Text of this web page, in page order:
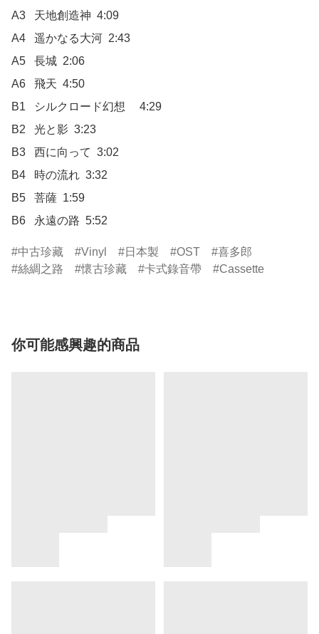
A3	天地創造神  4:09
A4	遥かなる大河  2:43
A5	長城  2:06
A6	飛天  4:50
B1	シルクロード幻想	 4:29
B2	光と影  3:23
B3	西に向って  3:02
B4	時の流れ  3:32
B5	菩薩  1:59
B6	永遠の路  5:52
中古珍藏 Vinyl 日本製 OST
喜多郎
絲綢之路
懷古珍藏 卡式錄音帶 Cassette
你可能感興趣的商品